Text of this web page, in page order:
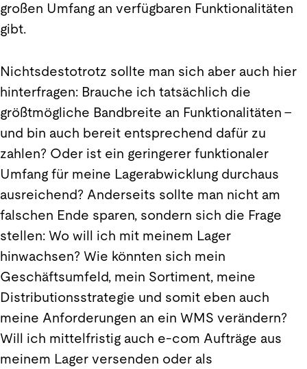
großen Umfang an verfügbaren Funktionalitäten
gibt.
Nichtsdestotrotz sollte man sich aber auch hier
hinterfragen: Brauche ich tatsächlich die
größtmögliche Bandbreite an Funktionalitäten –
und bin auch bereit entsprechend dafür zu
zahlen? Oder ist ein geringerer funktionaler
Umfang für meine Lagerabwicklung durchaus
ausreichend? Anderseits sollte man nicht am
falschen Ende sparen, sondern sich die Frage
stellen: Wo will ich mit meinem Lager
hinwachsen? Wie könnten sich mein
Geschäftsumfeld, mein Sortiment, meine
Distributionsstrategie und somit eben auch
meine Anforderungen an ein WMS verändern?
Will ich mittelfristig auch e-com Aufträge aus
meinem Lager versenden oder als